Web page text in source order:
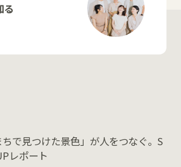
る
ちで見つけた景色」が人をつなぐ。S
レポート